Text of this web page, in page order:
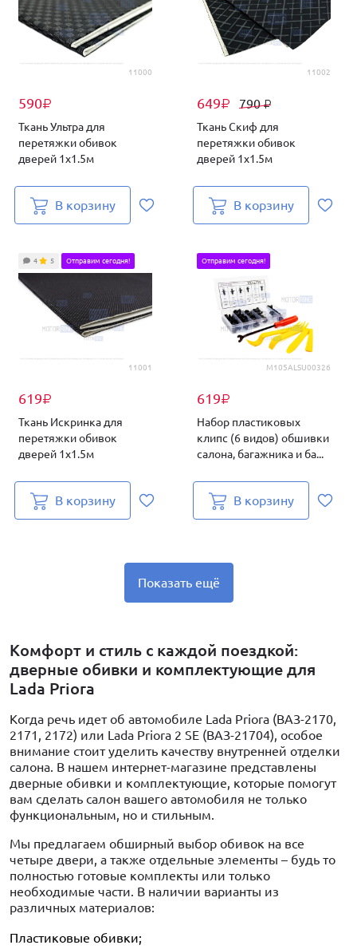
11000
590₽
Ткань Ультра для
перетяжки обивок
дверей 1х1.5м
В корзину
11002
649₽ 790₽
Ткань Скиф для
перетяжки обивок
дверей 1х1.5м
В корзину
11001
619₽
4 5 Отправим сегодня!
Ткань Искринка для
перетяжки обивок
дверей 1х1.5м
В корзину
M105ALSU00326
619₽
Отправим сегодня!
Набор пластиковых
клипс (6 видов) обшивки
салона, багажника и ба...
В корзину
Показать ещё
Комфорт и стиль с каждой поездкой:
дверные обивки и комплектующие для
Lada Priora
Когда речь идет об автомобиле Lada Priora (ВАЗ-2170,
2171, 2172) или Lada Priora 2 SE (ВАЗ-21704), особое
внимание стоит уделить качеству внутренней отделки
салона. В нашем интернет-магазине представлены
дверные обивки и комплектующие, которые помогут
вам сделать салон вашего автомобиля не только
функциональным, но и стильным.
Мы предлагаем обширный выбор обивок на все
четыре двери, а также отдельные элементы – будь то
полностью готовые комплекты или только
необходимые части. В наличии варианты из
различных материалов:
Пластиковые обивки;